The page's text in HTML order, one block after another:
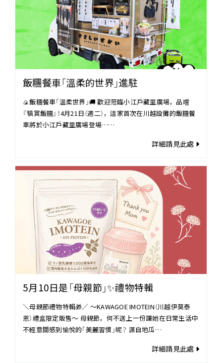
飯糰餐車「溫柔的世界」進駐
🍙飯糰餐車「溫柔世界」🚚 歡迎蒞臨小江戶藏里廣場，品嚐
『犒賞飯糰』！4月21日（週二），這家首次在川越設攤的飯糰餐
車將於小江戶藏里廣場登場……
詳細請見此處
5月10日是「母親節」✨禮物特輯
＼母親節禮物特輯🎁／ 〜KAWAGOE IMOTEIN（川越伊莫泰
恩）禮盒限定販售〜 母親節，何不送上一份讓她在日常生活中
不經意間感到愉悅的「美麗習慣」呢？ 源自地瓜…
詳細請見此處